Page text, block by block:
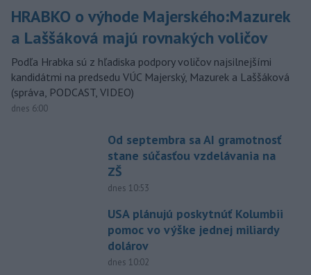
HRABKO o výhode Majerského:Mazurek
a Laššáková majú rovnakých voličov
Podľa Hrabka sú z hľadiska podpory voličov najsilnejšími
kandidátmi na predsedu VÚC Majerský, Mazurek a Laššáková
(správa, PODCAST, VIDEO)
dnes 6:00
Od septembra sa AI gramotnosť
stane súčasťou vzdelávania na
ZŠ
dnes 10:53
USA plánujú poskytnúť Kolumbii
pomoc vo výške jednej miliardy
dolárov
dnes 10:02